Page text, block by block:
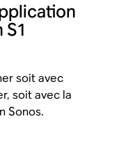
soit avec
soit avec la
Sonos.